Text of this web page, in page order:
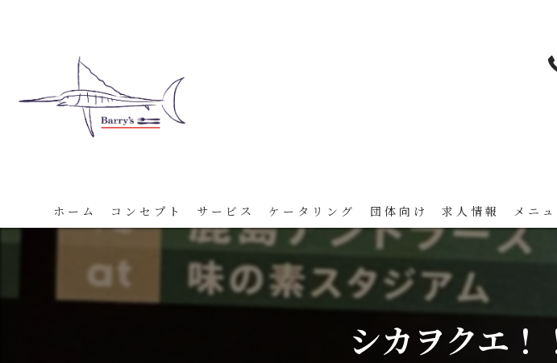
ホーム コンセプト サービス ケータリング 団体向け 求人情報 メニュ
シカヲクエ！